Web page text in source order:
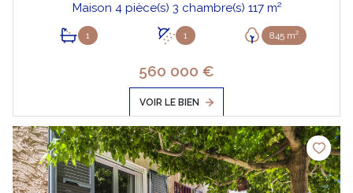
Maison 4 pièce(s) 3 chambre(s) 117 m²
1 1 845 m²
560 000 €
VOIR LE BIEN